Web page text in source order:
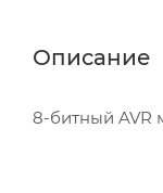
Описание
8-битный AVR